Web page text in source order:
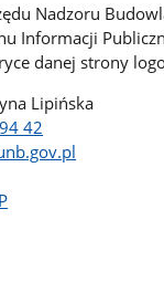
Nadzoru
Informacji
danej strony
Lipińska
42